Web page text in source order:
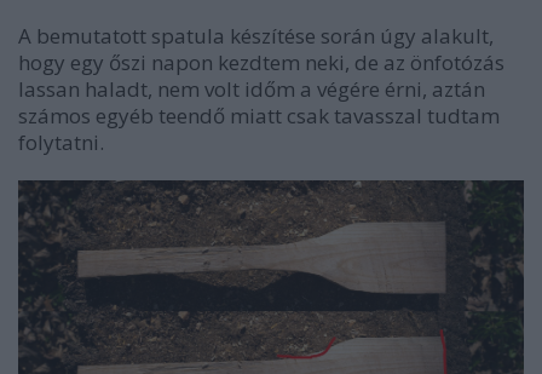
A bemutatott spatula készítése során úgy alakult,
hogy egy őszi napon kezdtem neki, de az önfotózás
lassan haladt, nem volt időm a végére érni, aztán
számos egyéb teendő miatt csak tavasszal tudtam
folytatni.